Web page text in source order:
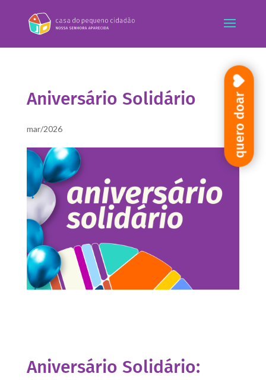
Aniversário Solidário
mar/2026
Aniversário Solidário:
quero doar